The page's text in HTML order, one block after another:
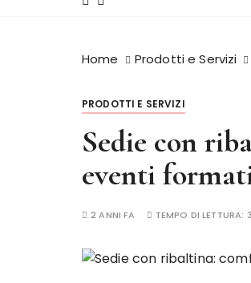
Home Prodotti e Servizi
PRODOTTI E SERVIZI
Sedie con
eventi
2 ANNI FA TEMPO DI LETTURA: